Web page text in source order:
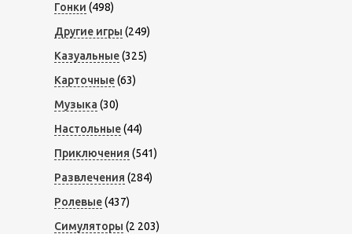
Гонки (498)
Другие игры (249)
Казуальные(325)
Карточные(63)
Музыка (30)
Настольные(44)
Приключения (541)
Развлечения (284)
Ролевые(437)
Симуляторы (2 203)